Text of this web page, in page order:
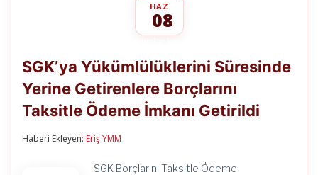
HAZ
08
Süresinde
Yerine
Getirenlere
Borçlarını
Taksitle
SGK’ya Yükümlülüklerini Süresinde
Yerine Getirenlere Borçlarını
Taksitle Ödeme İmkanı Getirildi
Haberi Ekleyen: Eriş YMM
SGK Borçlarını Taksitle Ödeme